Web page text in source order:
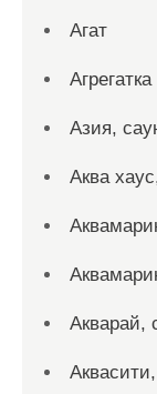
Агат
Агрегатка
Азия,
Аква
Акварай,